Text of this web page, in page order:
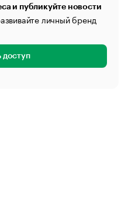
и публикуйте новости
личный бренд
доступ